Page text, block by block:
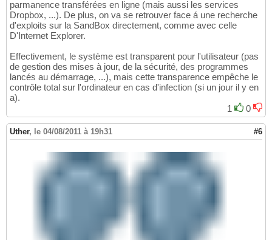
parmanence transférées en ligne (mais aussi les services
Dropbox, ...). De plus, on va se retrouver face á une recherche
d'exploits sur la SandBox directement, comme avec celle
D'Internet Explorer.
Effectivement, le système est transparent pour l'utilisateur (pas
de gestion des mises à jour, de la sécurité, des programmes
lancés au démarrage, ...), mais cette transparence empêche le
contrôle total sur l'ordinateur en cas d'infection (si un jour il y en
a).
1
0
Uther, le 04/08/2011 à 19h31 #6